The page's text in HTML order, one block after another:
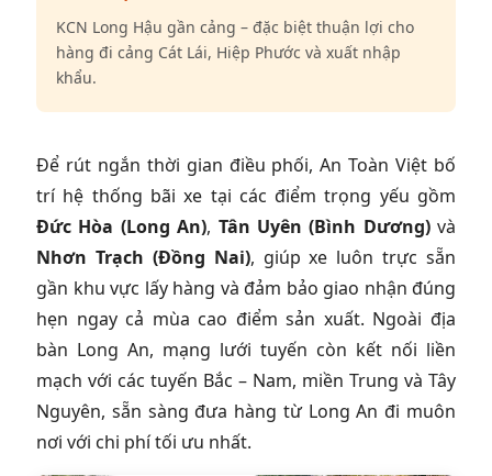
KCN Long Hậu gần cảng – đặc biệt thuận lợi cho
hàng đi cảng Cát Lái, Hiệp Phước và xuất nhập
khẩu.
Để rút ngắn thời gian điều phối, An Toàn Việt bố
trí hệ thống bãi xe tại các điểm trọng yếu gồm
Đức Hòa (Long An), Tân Uyên (Bình Dương)và
Nhơn Trạch (Đồng Nai), giúp xe luôn trực sẵn
gần khu vực lấy hàng và đảm bảo giao nhận đúng
hẹn ngay cả mùa cao điểm sản xuất. Ngoài địa
bàn Long An, mạng lưới tuyến còn kết nối liền
mạch với các tuyến Bắc – Nam, miền Trung và Tây
Nguyên, sẵn sàng đưa hàng từ Long An đi muôn
nơi với chi phí tối ưu nhất.